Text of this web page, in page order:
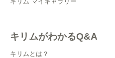
キリムがわかるQ&A
キリムとは？